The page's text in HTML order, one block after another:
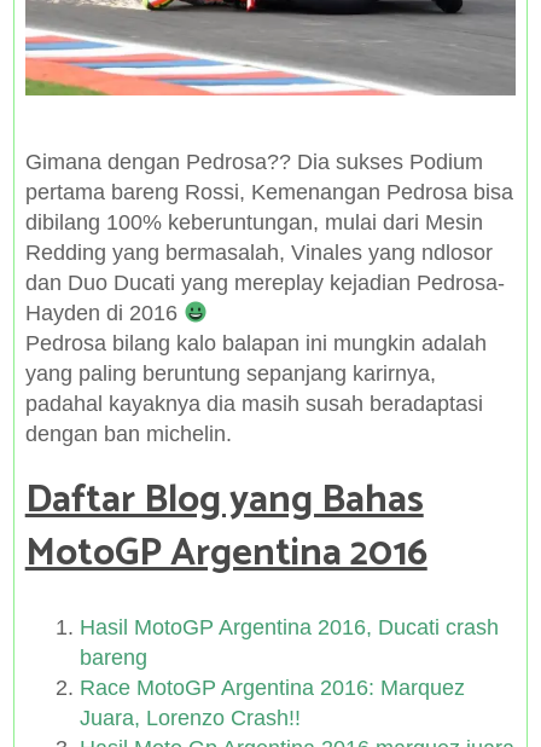
Gimana dengan Pedrosa?? Dia sukses Podium
pertama bareng Rossi, Kemenangan Pedrosa bisa
dibilang 100% keberuntungan, mulai dari Mesin
Redding yang bermasalah, Vinales yang ndlosor
dan Duo Ducati yang mereplay kejadian Pedrosa-
Hayden di 2016
Pedrosa bilang kalo balapan ini mungkin adalah
yang paling beruntung sepanjang karirnya,
padahal kayaknya dia masih susah beradaptasi
dengan ban michelin.
Daftar Blog yang Bahas
MotoGP Argentina 2016
Hasil MotoGP Argentina 2016, Ducati crash
bareng
Race MotoGP Argentina 2016: Marquez
Juara, Lorenzo Crash!!